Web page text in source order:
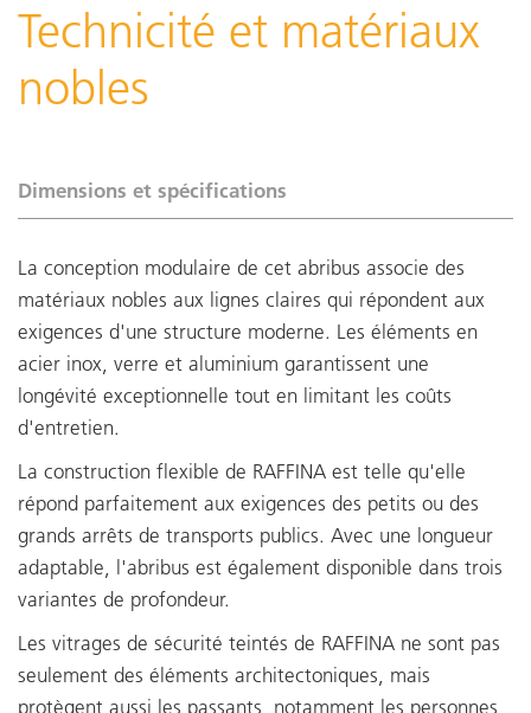
Technicité et matériaux
nobles
Dimensions et spécifications
La conception modulaire de cet abribus associe des
matériaux nobles aux lignes claires qui répondent aux
exigences d'une structure moderne. Les éléments en
acier inox, verre et aluminium garantissent une
longévité exceptionnelle tout en limitant les coûts
d'entretien.
La construction flexible de RAFFINA est telle qu'elle
répond parfaitement aux exigences des petits ou des
grands arrêts de transports publics. Avec une longueur
adaptable, l'abribus est également disponible dans trois
variantes de profondeur.
Les vitrages de sécurité teintés de RAFFINA ne sont pas
seulement des éléments architectoniques, mais
protègent aussi les passants, notamment les personnes